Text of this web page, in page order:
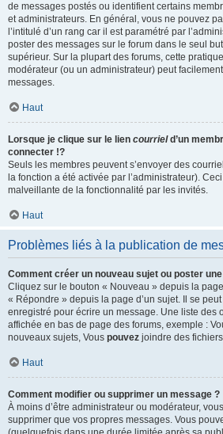
de messages postés ou identifient certains
et administrateurs. En général, vous ne pouvez
l’intitulé d’un rang car il est paramétré par
poster des messages sur le forum dans le seul
supérieur. Sur la plupart des forums, cette
modérateur (ou un administrateur) peut
messages.
Haut
Lorsque je clique sur le lien courrield’un
connecter !?
Seuls les membres peuvent s’envoyer des
la fonction a été activée par l’administrateur).
malveillante de la fonctionnalité par les invités.
Haut
Problèmes liés à la publication de
Comment créer un nouveau sujet ou poster
Cliquez sur le bouton « Nouveau » depuis la
« Répondre » depuis la page d’un sujet. Il se
enregistré pour écrire un message. Une liste des
affichée en bas de page des forums, exemple :
nouveaux sujets, Vous pouvez joindre des
Haut
Comment modifier ou supprimer un message ?
À moins d’être administrateur ou modérateur,
supprimer que vos propres messages. Vous